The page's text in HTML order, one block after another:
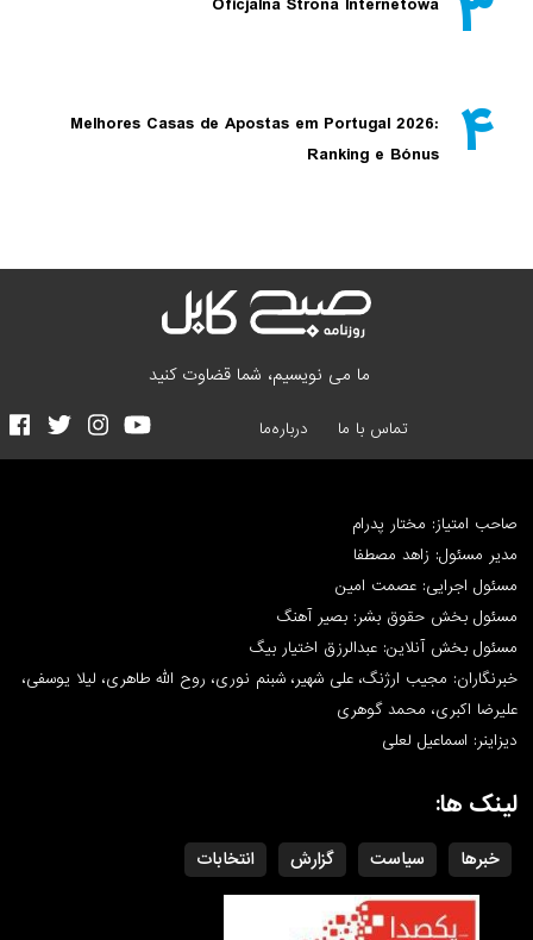
۴
Melhores Casas de Apostas em Portugal 2026:
Ranking e Bónus
ما می نویسیم، شما قضاوت کنید
تماس با ما درباره‌ما
صاحب امتیاز: مختار پدرام
مدیر مسئول: زاهد مصطفا
مسئول اجرایی: عصمت امین
مسئول بخش حقوق بشر: بصیر آهنگ
مسئول بخش آنلاین: عبدالرزق اختیار بیگ
خبرنگاران: مجیب ارژنگ، علی شهیر، شبنم نوری، روح الله طاهری، لیلا یوسفی،
علیرضا اکبری، محمد گوهری
دیزاینر: اسماعیل لعلی
لینک ها:
خبرها سیاست گزارش انتخابات